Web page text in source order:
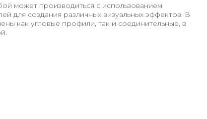
может производиться с использованием
для создания различных визуальных эффектов. В
как угловые профили, так и соединительные, в